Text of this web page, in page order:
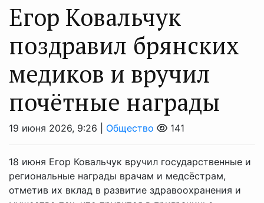
Егор Ковальчук
поздравил брянских
медиков и вручил
почётные награды
19 июня 2026, 9:26 | Общество 141
18 июня Егор Ковальчук вручил государственные и
региональные награды врачам и медсёстрам,
отметив их вклад в развитие здравоохранения и